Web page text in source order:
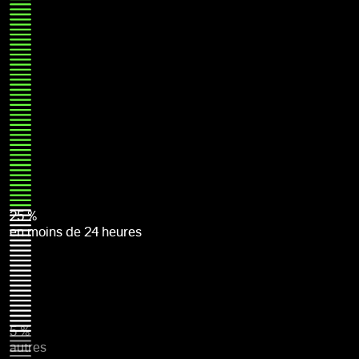
25 %
en moins de 24 heures
5 %
autres